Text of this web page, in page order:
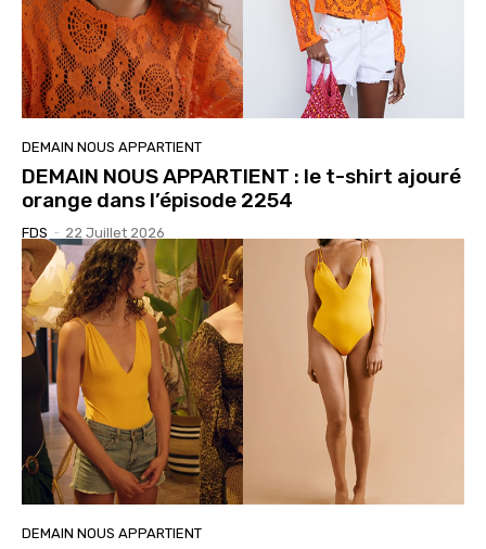
DEMAIN NOUS APPARTIENT
DEMAIN NOUS APPARTIENT : le t-shirt ajouré
orange dans l’épisode 2254
FDS - 22 Juillet 2026
DEMAIN NOUS APPARTIENT